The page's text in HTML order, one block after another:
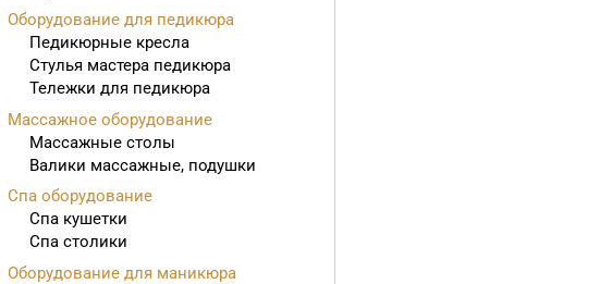
Оборудование для педикюра
Педикюрные кресла
Стулья мастера педикюра
Тележки для педикюра
Массажное оборудование
Массажные столы
Валики массажные, подушки
Спа оборудование
Спа кушетки
Спа столики
Оборудование для маникюра